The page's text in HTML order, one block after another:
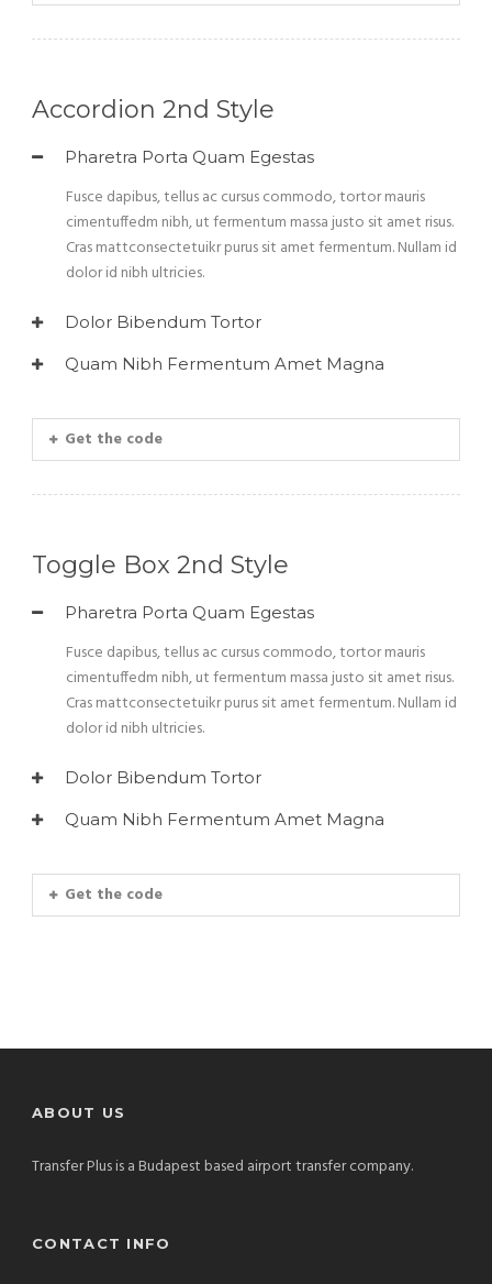
Accordion 2nd Style
Pharetra Porta Quam Egestas
Fusce dapibus, tellus ac cursus commodo, tortor mauris
cimentuffedm nibh, ut fermentum massa justo sit amet risus.
Cras mattconsectetuikr purus sit amet fermentum. Nullam id
dolor id nibh ultricies.
Dolor Bibendum Tortor
Quam Nibh Fermentum Amet Magna
Get the code
Toggle Box 2nd Style
Pharetra Porta Quam Egestas
Fusce dapibus, tellus ac cursus commodo, tortor mauris
cimentuffedm nibh, ut fermentum massa justo sit amet risus.
Cras mattconsectetuikr purus sit amet fermentum. Nullam id
dolor id nibh ultricies.
Dolor Bibendum Tortor
Quam Nibh Fermentum Amet Magna
Get the code
ABOUT US
Transfer Plus is a Budapest based airport transfer company.
CONTACT INFO